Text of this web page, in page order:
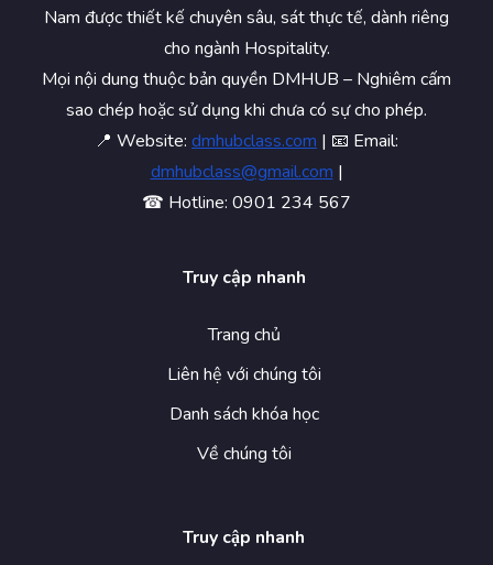
Nam được thiết kế chuyên sâu, sát thực tế, dành riêng
cho ngành Hospitality.
Mọi nội dung thuộc bản quyền DMHUB – Nghiêm cấm
sao chép hoặc sử dụng khi chưa có sự cho phép.
📍 Website: dmhubclass.com | 📧 Email:
dmhubclass@gmail.com |
☎ Hotline: 0901 234 567
Truy cập nhanh
Trang chủ
Liên hệ với chúng tôi
Danh sách khóa học
Về chúng tôi
Truy cập nhanh